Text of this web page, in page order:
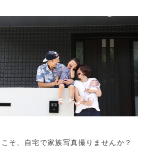
そ、自宅で家族写真撮りませんか？